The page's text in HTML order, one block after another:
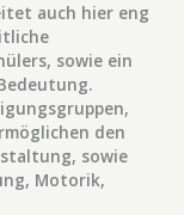
auch hier eng
sowie ein
den
sowie
Motorik,